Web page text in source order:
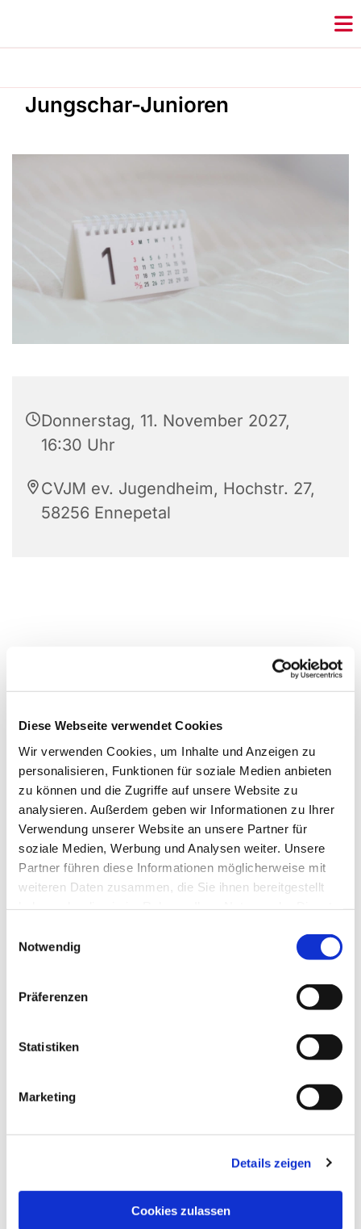
Diese Webseite verwendet Cookies
Wir verwenden Cookies, um Inhalte und Anzeigen zu
personalisieren, Funktionen für soziale Medien anbieten
zu können und die Zugriffe auf unsere Website zu
analysieren. Außerdem geben wir Informationen zu Ihrer
Verwendung unserer Website an unsere Partner für
soziale Medien, Werbung und Analysen weiter. Unsere
Partner führen diese Informationen möglicherweise mit
weiteren Daten zusammen, die Sie ihnen bereitgestellt
Notwendig
Präferenzen
Statistiken
Marketing
Details zeigen
Cookies zulassen
Jungschar-Junioren
Donnerstag, 11. November 2027,
16:30 Uhr
CVJM ev. Jugendheim, Hochstr. 27,
58256 Ennepetal